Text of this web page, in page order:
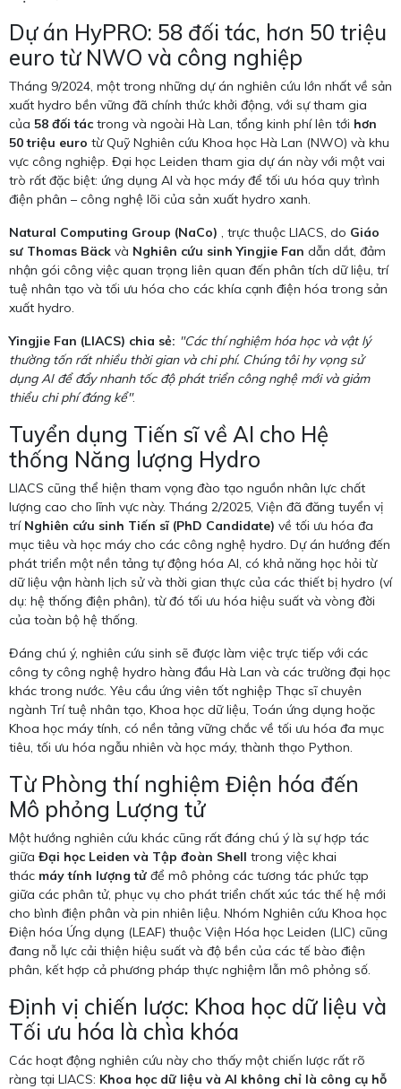
Dự án HyPRO: 58 đối tác, hơn 50 triệu
euro từ NWO và công nghiệp
Tháng 9/2024, một trong những dự án nghiên cứu lớn nhất về sản
xuất hydro bền vững đã chính thức khởi động, với sự tham gia
của 58 đối tác trong và ngoài Hà Lan, tổng kinh phí lên tới hơn
50 triệu euro từ Quỹ Nghiên cứu Khoa học Hà Lan (NWO) và khu
vực công nghiệp. Đại học Leiden tham gia dự án này với một vai
trò rất đặc biệt: ứng dụng AI và học máy để tối ưu hóa quy trình
điện phân – công nghệ lõi của sản xuất hydro xanh.
Natural Computing Group (NaCo) , trực thuộc LIACS, do Giáo
sư Thomas Bäck và Nghiên cứu sinh Yingjie Fan dẫn dắt, đảm
nhận gói công việc quan trọng liên quan đến phân tích dữ liệu, trí
tuệ nhân tạo và tối ưu hóa cho các khía cạnh điện hóa trong sản
xuất hydro.
Yingjie Fan (LIACS) chia sẻ: "Các thí nghiệm hóa học và vật lý
thường tốn rất nhiều thời gian và chi phí. Chúng tôi hy vọng sử
dụng AI để đẩy nhanh tốc độ phát triển công nghệ mới và giảm
thiểu chi phí đáng kể".
Tuyển dụng Tiến sĩ về AI cho Hệ
thống Năng lượng Hydro
LIACS cũng thể hiện tham vọng đào tạo nguồn nhân lực chất
lượng cao cho lĩnh vực này. Tháng 2/2025, Viện đã đăng tuyển vị
trí Nghiên cứu sinh Tiến sĩ (PhD Candidate) về tối ưu hóa đa
mục tiêu và học máy cho các công nghệ hydro. Dự án hướng đến
phát triển một nền tảng tự động hóa AI, có khả năng học hỏi từ
dữ liệu vận hành lịch sử và thời gian thực của các thiết bị hydro (ví
dụ: hệ thống điện phân), từ đó tối ưu hóa hiệu suất và vòng đời
của toàn bộ hệ thống.
Đáng chú ý, nghiên cứu sinh sẽ được làm việc trực tiếp với các
công ty công nghệ hydro hàng đầu Hà Lan và các trường đại học
khác trong nước. Yêu cầu ứng viên tốt nghiệp Thạc sĩ chuyên
ngành Trí tuệ nhân tạo, Khoa học dữ liệu, Toán ứng dụng hoặc
Khoa học máy tính, có nền tảng vững chắc về tối ưu hóa đa mục
tiêu, tối ưu hóa ngẫu nhiên và học máy, thành thạo Python.
Từ Phòng thí nghiệm Điện hóa đến
Mô phỏng Lượng tử
Một hướng nghiên cứu khác cũng rất đáng chú ý là sự hợp tác
giữa Đại học Leiden và Tập đoàn Shell trong việc khai
thác máy tính lượng tử để mô phỏng các tương tác phức tạp
giữa các phân tử, phục vụ cho phát triển chất xúc tác thế hệ mới
cho bình điện phân và pin nhiên liệu. Nhóm Nghiên cứu Khoa học
Điện hóa Ứng dụng (LEAF) thuộc Viện Hóa học Leiden (LIC) cũng
đang nỗ lực cải thiện hiệu suất và độ bền của các tế bào điện
phân, kết hợp cả phương pháp thực nghiệm lẫn mô phỏng số.
Định vị chiến lược: Khoa học dữ liệu và
Tối ưu hóa là chìa khóa
Các hoạt động nghiên cứu này cho thấy một chiến lược rất rõ
ràng tại LIACS: Khoa học dữ liệu và AI không chỉ là công cụ hỗ